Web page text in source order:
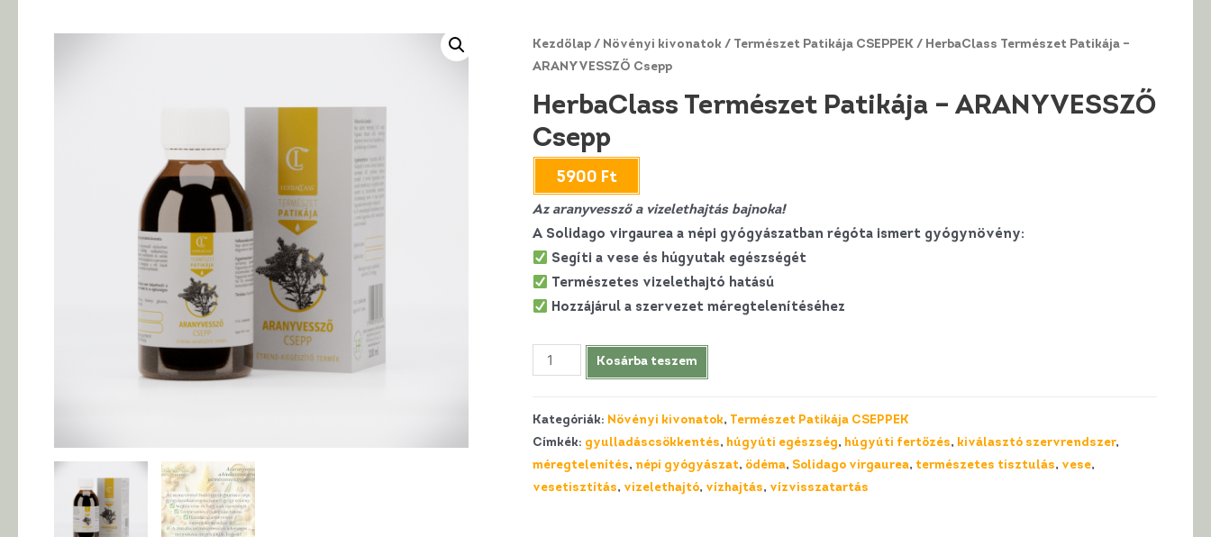
Kezdőlap/ Növényi kivonatok/ Természet Patikája CSEPPEK/ HerbaClass Természet Patikája –
ARANYVESSZŐ Csepp
HerbaClass Természet Patikája – ARANYVESSZŐ
Csepp
5900 Ft
Az aranyvessző a vizelethajtás bajnoka!
A Solidago virgaurea a népi gyógyászatban régóta ismert gyógynövény:
Segíti a vese és húgyutak egészségét
Természetes vizelethajtó hatású
Hozzájárul a szervezet méregtelenítéséhez
HerbaClass
Természet
–
ARANYVESSZŐ
Csepp
Kosárba teszem
Kategóriák: Növényi kivonatok,
Természet Patikája CSEPPEK
Címkék: gyulladáscsökkentés, húgyúti egészség, húgyúti fertőzés, kiválasztó szervrendszer,
méregtelenítés, népi gyógyászat, ödéma, Solidago virgaurea, természetes tisztulás, vese,
vesetisztítás, vizelethajtó, vízhajtás, vízvisszatartás